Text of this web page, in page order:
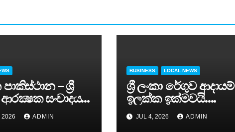
– ශ්‍රී
ආරක්‍ෂක සංවාදය
3) සවස සාර්ථකව
කරයි..
2026 ADMIN
BUSINESS LOCAL NEWS
ශ්‍රී ලංකා රේගුව ආදායම්
ඉලක්ක ඉක්මවයි….
JUL 4, 2026 ADMIN